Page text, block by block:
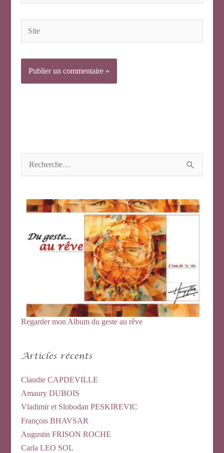
c
Regarder mon Album du geste au rêve
Articles récents
Claudie CAPDEVILLE
Amaury DUBOIS
Vladimir et Slobodan PESKIREVIC
François BHAVSAR
Augustin FRISON ROCHE
Carla LEO SOL